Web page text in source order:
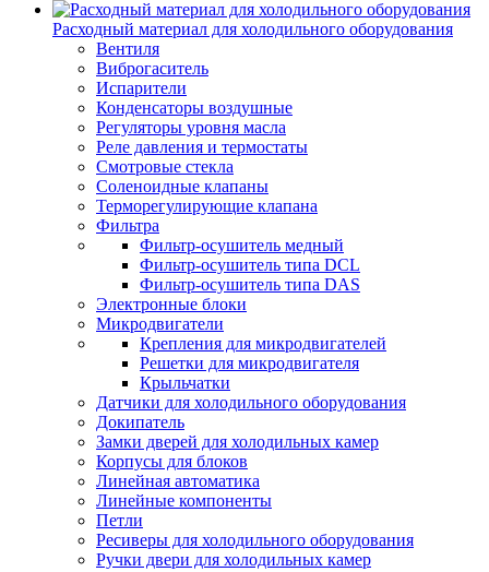
Расходный материал для холодильного оборудования
Вентиля
Виброгаситель
Испарители
Конденсаторы воздушные
Регуляторы уровня масла
Реле давления и термостаты
Смотровые стекла
Соленоидные клапаны
Терморегулирующие клапана
Фильтра
Фильтр-осушитель медный
Фильтр-осушитель типа DCL
Фильтр-осушитель типа DAS
Электронные блоки
Микродвигатели
Крепления для микродвигателей
Решетки для микродвигателя
Крыльчатки
Датчики для холодильного оборудования
Докипатель
Замки дверей для холодильных камер
Корпусы для блоков
Линейная автоматика
Линейные компоненты
Петли
Ресиверы для холодильного оборудования
Ручки двери для холодильных камер